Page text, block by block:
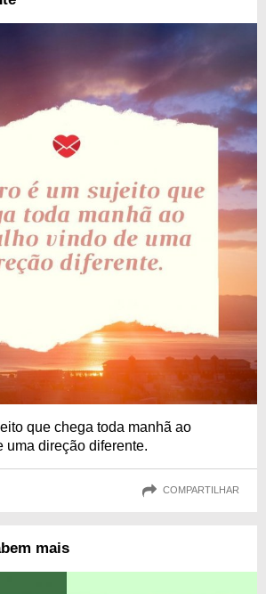
que chega toda manhã ao
uma direção diferente.
COMPARTILHAR
mais